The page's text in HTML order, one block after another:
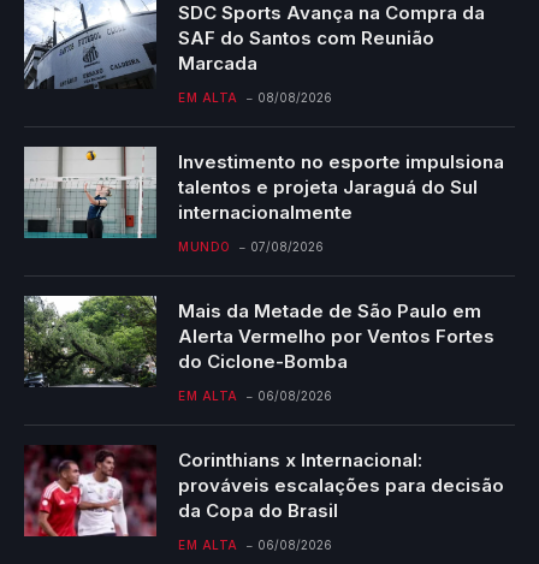
SDC Sports Avança na Compra da
SAF do Santos com Reunião
Marcada
EM ALTA 08/08/2026
Investimento no esporte impulsiona
talentos e projeta Jaraguá do Sul
internacionalmente
MUNDO 07/08/2026
Mais da Metade de São Paulo em
Alerta Vermelho por Ventos Fortes
do Ciclone-Bomba
EM ALTA 06/08/2026
Corinthians x Internacional:
prováveis escalações para decisão
da Copa do Brasil
EM ALTA 06/08/2026